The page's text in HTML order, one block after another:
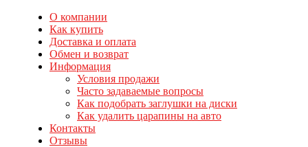
О компании
Как купить
Доставка и оплата
Обмен и возврат
Информация
Условия продажи
Часто задаваемые вопросы
Как подобрать заглушки на диски
Как удалить царапины на авто
Контакты
Отзывы